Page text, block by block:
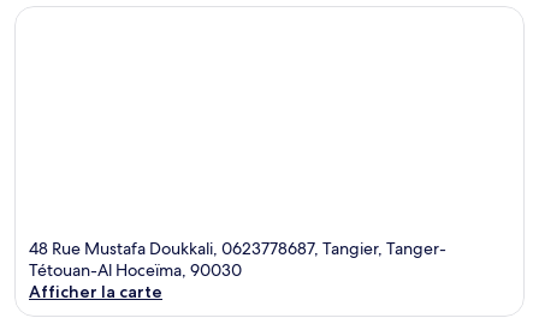
48 Rue Mustafa Doukkali, 0623778687, Tangier, Tanger-
Tétouan-Al Hoceïma, 90030
Afficher la carte